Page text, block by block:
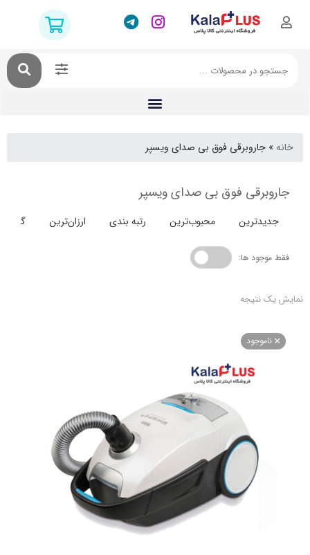
جاروبرقی فوق بی صدای ویسپر
فوق بی صدای ویسپر
محبوب‌ترین رتبه بندی ارزان‌ترین گران‌ترین
ها:
نتیجه